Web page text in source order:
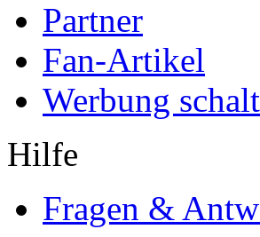
Partner
Fan-Artikel
Werbung
Hilfe
Fragen &